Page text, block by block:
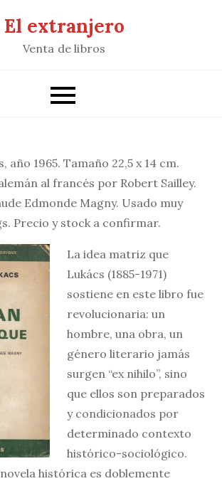
El extranjero
Venta de libros
año 1965. Tamaño 22,5 x 14 cm.
al francés por Robert Sailley.
Edmonde Magny. Usado muy
Precio y stock a confirmar.
La idea matriz que
Lukács (1885-1971)
sostiene en este libro fue
revolucionaria: un
hombre, una obra, un
género literario jamás
surgen “ex nihilo”, sino
que ellos son preparados
y condicionados por
determinado contexto
histórico-sociológico.
histórica es doblemente